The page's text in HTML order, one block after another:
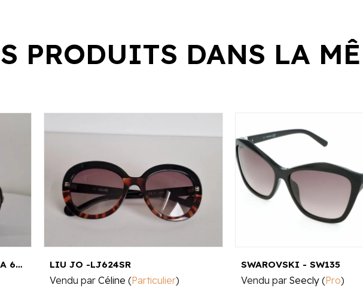
PRODUITS DANS LA
DOLCE GABBANA - RAM3544AA 60¤45 LIU JO -LJ624SR
Vendu par Céline (Particulier)
SWAROVSKI - SW135
Vendu par Seecly (Pro)